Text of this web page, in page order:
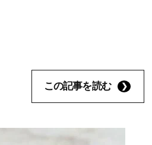
この記事を読む